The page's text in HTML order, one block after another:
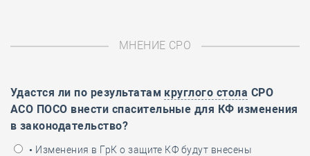
МНЕНИЕ СРО
Удастся ли по результатам круглого стола СРО
АСО ПОСО внести спасительные для КФ изменения
в законодательство?
• Изменения в ГрК о защите КФ будут внесены